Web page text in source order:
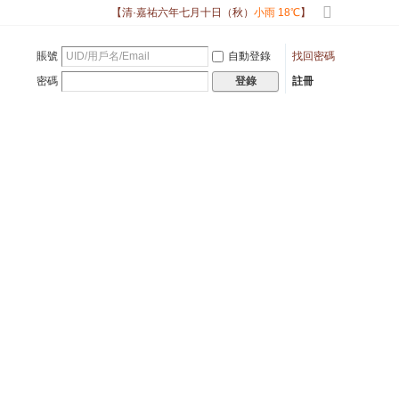
【清·嘉祐六年七月十日（秋） 小雨 18℃】
到
賬號 自動登錄
找回密碼
密碼
登錄 註冊